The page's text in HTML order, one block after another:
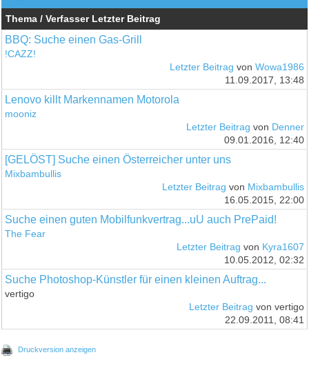
Thema / Verfasser Letzter Beitrag
BBQ: Suche einen Gas-Grill
!CAZZ!
Letzter Beitrag von Wowa1986
11.09.2017, 13:48
Lenovo killt Markennamen Motorola
mooniz
Letzter Beitrag von Denner
09.01.2016, 12:40
[GELÖST] Suche einen Österreicher unter uns
Mixbambullis
Letzter Beitrag von Mixbambullis
16.05.2015, 22:00
Suche einen guten Mobilfunkvertrag...uU auch PrePaid!
The Fear
Letzter Beitrag von Kyra1607
10.05.2012, 02:32
Suche Photoshop-Künstler für einen kleinen Auftrag...
vertigo
Letzter Beitrag von vertigo
22.09.2011, 08:41
Druckversion anzeigen